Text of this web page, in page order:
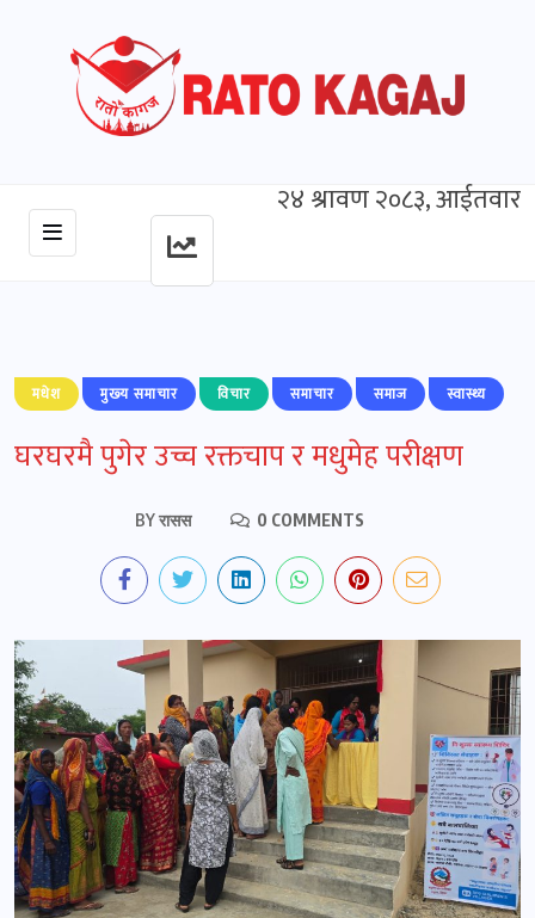
२४ श्रावण २०८३, आईतवार
मधेश मुख्‍य समाचार विचार समाचार समाज स्वास्थ्य
घरघरमै पुगेर उच्च रक्तचाप र मधुमेह परीक्षण
BYरासस 0 COMMENTS